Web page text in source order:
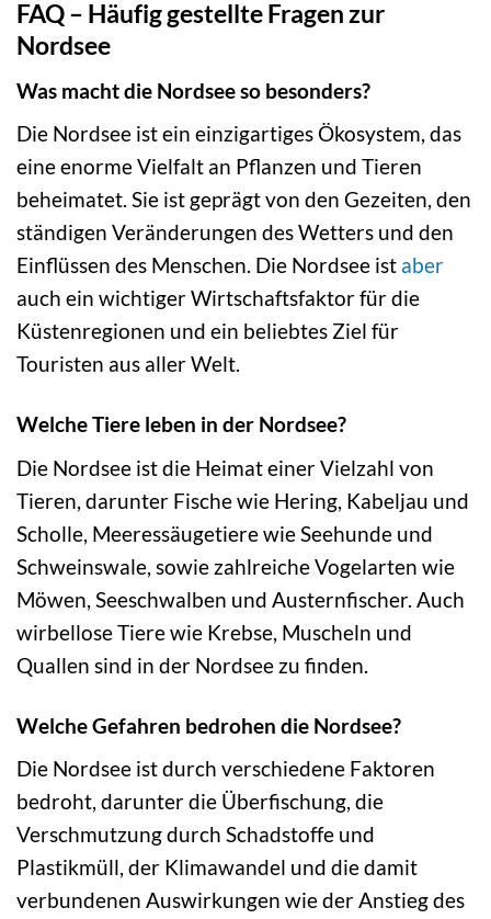
FAQ – Häufig gestellte Fragen zur
Nordsee
Was macht die Nordsee so besonders?
Die Nordsee ist ein einzigartiges Ökosystem, das
eine enorme Vielfalt an Pflanzen und Tieren
beheimatet. Sie ist geprägt von den Gezeiten, den
ständigen Veränderungen des Wetters und den
Einflüssen des Menschen. Die Nordsee ist aber
auch ein wichtiger Wirtschaftsfaktor für die
Küstenregionen und ein beliebtes Ziel für
Touristen aus aller Welt.
Welche Tiere leben in der Nordsee?
Die Nordsee ist die Heimat einer Vielzahl von
Tieren, darunter Fische wie Hering, Kabeljau und
Scholle, Meeressäugetiere wie Seehunde und
Schweinswale, sowie zahlreiche Vogelarten wie
Möwen, Seeschwalben und Austernfischer. Auch
wirbellose Tiere wie Krebse, Muscheln und
Quallen sind in der Nordsee zu finden.
Welche Gefahren bedrohen die Nordsee?
Die Nordsee ist durch verschiedene Faktoren
bedroht, darunter die Überfischung, die
Verschmutzung durch Schadstoffe und
Plastikmüll, der Klimawandel und die damit
verbundenen Auswirkungen wie der Anstieg des